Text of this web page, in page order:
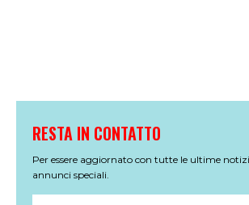
RESTA IN CONTATTO
Per essere aggiornato con tutte le ultime
annunci speciali.